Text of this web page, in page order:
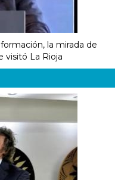
la mirada de
visitó La Rioja